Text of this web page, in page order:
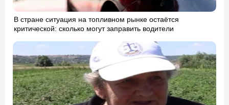
В стране ситуация на топливном рынке остаётся
критической: сколько могут заправить водители